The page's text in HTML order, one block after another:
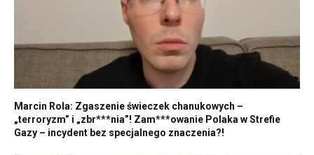
Marcin Rola: Zgaszenie świeczek chanukowych –
„terroryzm” i „zbr***nia”! Zam***owanie Polaka w Strefie
Gazy – incydent bez specjalnego znaczenia?!